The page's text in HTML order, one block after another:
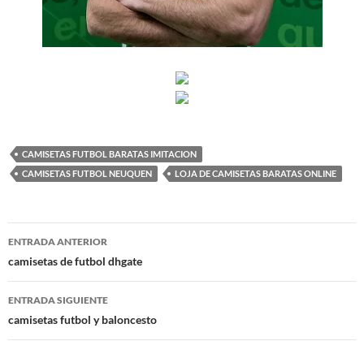
CAMISETAS FUTBOL BARATAS IMITACION
CAMISETAS FUTBOL NEUQUEN
LOJA DE CAMISETAS BARATAS ONLINE
Navegación
de
entradas
ENTRADA ANTERIOR
camisetas de futbol dhgate
ENTRADA SIGUIENTE
camisetas futbol y baloncesto